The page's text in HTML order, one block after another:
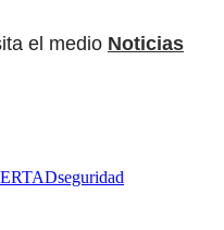
el medio Noticias
seguridad